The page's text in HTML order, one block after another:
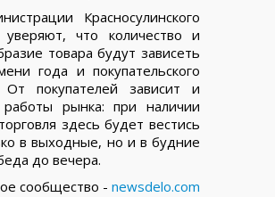
Красносулинского
уверяют, что количество и
товара будут зависеть
года и покупательского
От покупателей зависит и
работы рынка: при наличии
здесь будет вестись
в выходные, но и в будние
до вечера.
сообщество - newsdelo.com